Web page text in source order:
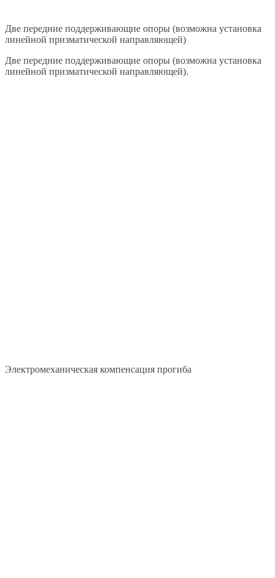
Две передние поддерживающие опоры (возможна установка
линейной призматической направляющей)
Две передние поддерживающие опоры (возможна установка
линейной призматической направляющей).
Электромеханическая компенсация прогиба